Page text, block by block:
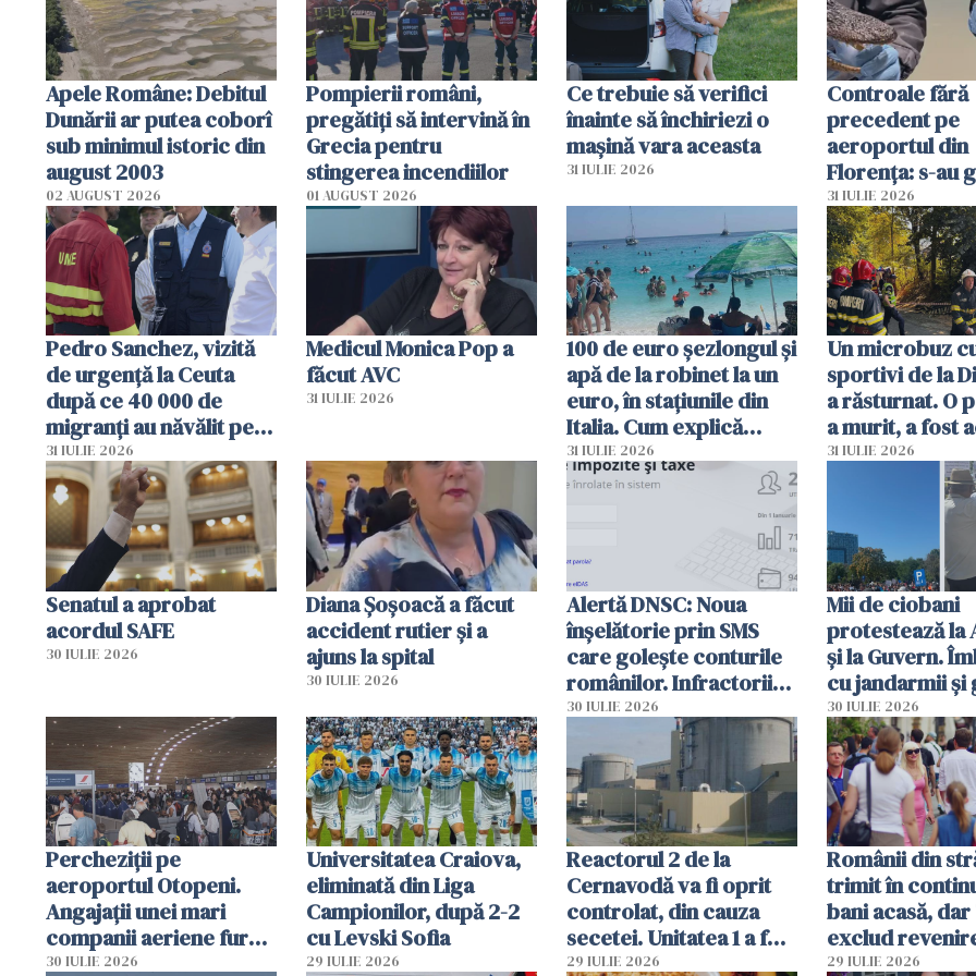
Apele Române: Debitul
Dunării ar putea coborî
sub minimul istoric din
august 2003
02 AUGUST 2026
Pompierii români,
pregătiţi să intervină în
Grecia pentru
stingerea incendiilor
01 AUGUST 2026
Ce trebuie să verifici
înainte să închiriezi o
mașină vara aceasta
31 IULIE 2026
Controale fără
precedent pe
aeroportul din
Florența: s-au
capete de
sumă imensă
31 IULIE 2026
Pedro Sanchez, vizită
de urgență la Ceuta
după ce 40 000 de
migranți au năvălit pe
teritoriul spaniol: „Vom
mobiliza toate
resursele"
31 IULIE 2026
Medicul Monica Pop a
făcut AVC
31 IULIE 2026
100 de euro șezlongul și
apă de la robinet la un
euro, în stațiunile din
Italia. Cum explică
autoritățile
31 IULIE 2026
Un microbuz
sportivi de la
a răsturnat. O
a murit, a fost
planul roșu de
31 IULIE 2026
Senatul a aprobat
acordul SAFE
30 IULIE 2026
Diana Șoșoacă a făcut
accident rutier și a
ajuns la spital
30 IULIE 2026
Alertă DNSC: Noua
înșelătorie prin SMS
care golește conturile
românilor. Infractorii
folosesc numele
Ghișeul.ro și al Poliției
Române
30 IULIE 2026
Mii de ciobani
protestează la
și la Guvern.
cu jandarmii și
lacrimogene
30 IULIE 2026
Percheziții pe
aeroportul Otopeni.
Angajații unei mari
companii aeriene furau
parfumuri, ceasuri și
30 IULIE 2026
Universitatea Craiova,
eliminată din Liga
Campionilor, după 2-2
cu Levski Sofia
29 IULIE 2026
Reactorul 2 de la
Cernavodă va fi oprit
controlat, din cauza
secetei. Unitatea 1 a fost
deja oprită
29 IULIE 2026
Românii din
trimit în
bani acasă, dar
exclud
29 IULIE 2026